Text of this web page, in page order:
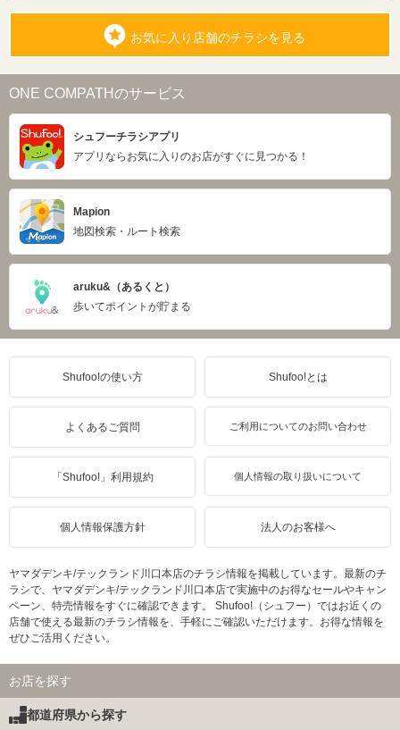
お気に入り店舗のチラシを見る
ONE COMPATHのサービス
シュフーチラシアプリ
アプリならお気に入りのお店がすぐに見つかる！
Mapion
地図検索・ルート検索
aruku&（あるくと）
歩いてポイントが貯まる
Shufoo!の使い方 Shufoo!とは
よくあるご質問 ご利用についてのお問い合わせ
「Shufoo!」利用規約 個人情報の取り扱いについて
個人情報保護方針 法人のお客様へ
ヤマダデンキ/テックランド川口本店のチラシ情報を掲載しています。最新のチ
ラシで、ヤマダデンキ/テックランド川口本店で実施中のお得なセールやキャン
ペーン、特売情報をすぐに確認できます。 Shufoo!（シュフー）ではお近くの
店舗で使える最新のチラシ情報を、手軽にご確認いただけます。お得な情報を
ぜひご活用ください。
お店を探す
都道府県から探す